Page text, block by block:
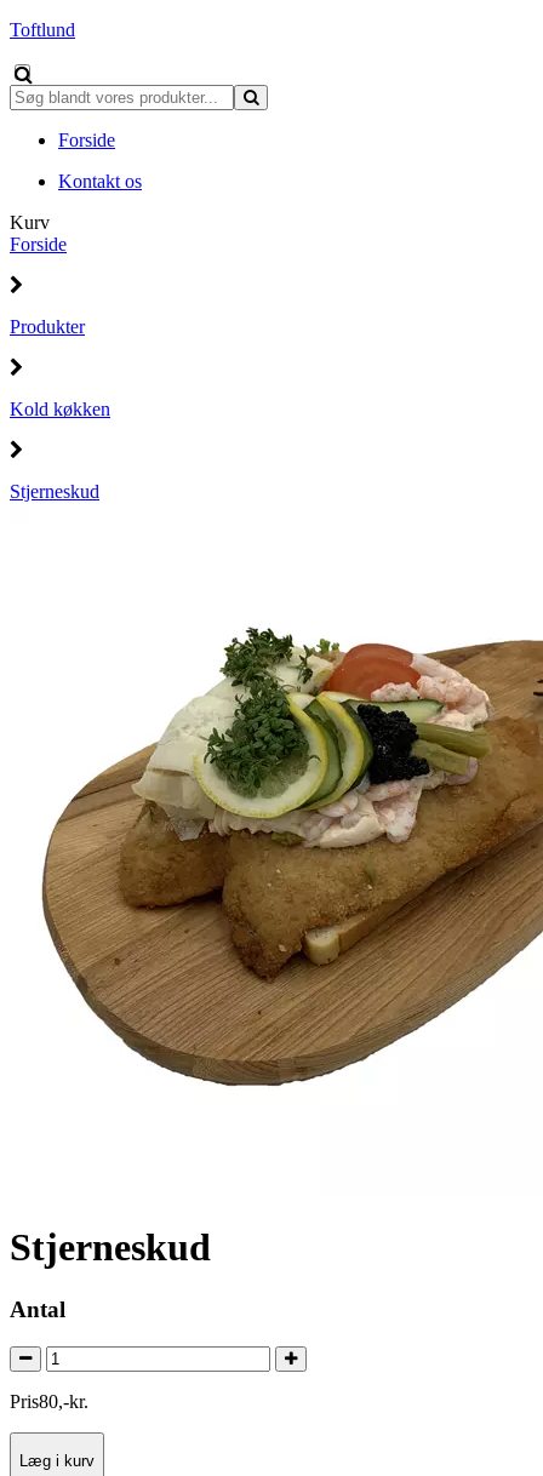
Toftlund
Forside
Kontakt os
Kurv
Forside
Produkter
Kold køkken
Stjerneskud
Stjerneskud
Antal
Pris80,-kr.
Læg i kurv